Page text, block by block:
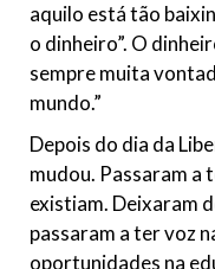
aquilo está tão
o dinheiro”. O
sempre muita
mundo.”
Depois do dia da
mudou. Passaram a
existiam. Deixaram
passaram a ter voz
oportunidades na